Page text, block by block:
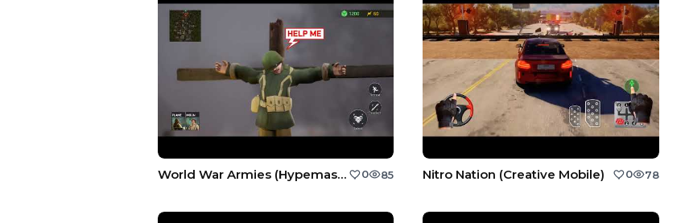
World War Armies (Hypemasters, Inc.) 0 85 Nitro Nation (Creative Mobile) 0 78